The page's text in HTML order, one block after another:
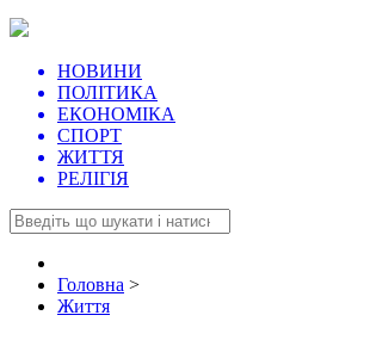
НОВИНИ
ПОЛІТИКА
ЕКОНОМІКА
СПОРТ
ЖИТТЯ
РЕЛІГІЯ
Головна >
Життя